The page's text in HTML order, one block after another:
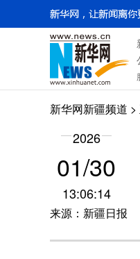
新华网新疆频道 >
2026
01/30
13:06:14
来源：新疆日报